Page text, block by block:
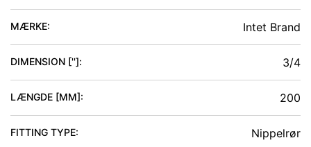
MÆRKE: Intet Brand
DIMENSION ['']: 3/4
LÆNGDE [MM]: 200
FITTING TYPE: Nippelrør